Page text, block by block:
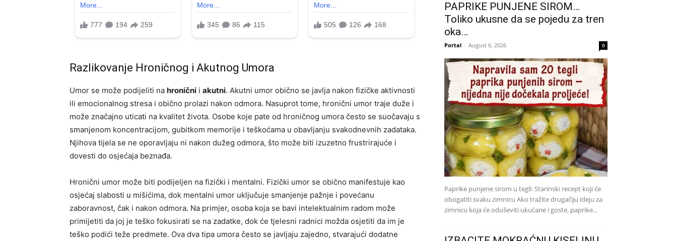
Razlikovanje Hroničnog i Akutnog Umora
Umor se može podijeliti na hronični i akutni. Akutni umor obično se javlja nakon fizičke aktivnosti
ili emocionalnog stresa i obično prolazi nakon odmora. Nasuprot tome, hronični umor traje duže i
može značajno uticati na kvalitet života. Osobe koje pate od hroničnog umora često se suočavaju s
smanjenom koncentracijom, gubitkom memorije i teškoćama u obavljanju svakodnevnih zadataka.
Njihova tijela se ne oporavljaju ni nakon dužeg odmora, što može biti izuzetno frustrirajuće i
dovesti do osjećaja beznađa.
Hronični umor može biti podijeljen na fizički i mentalni. Fizički umor se obično manifestuje kao
osjećaj slabosti u mišićima, dok mentalni umor uključuje smanjenje pažnje i povećanu
zaboravnost, čak i nakon odmora. Na primjer, osoba koja se bavi intelektualnim radom može
primijetiti da joj je teško fokusirati se na zadatke, dok će tjelesni radnici možda osjetiti da im je
teško podići teže predmete. Ova dva tipa umora često se javljaju zajedno, stvarajući dodatne
PAPRIKE PUNJENE SIROM…
Toliko ukusne da se pojedu za tren
oka…
Portal - August 6, 2026 0
Paprike punjene sirom u tegli: Starinski recept koji će
obogatiti svaku zimnicu Ako tražite drugačiju ideju za
zimnicu koja će oduševiti ukućane i goste, paprike...